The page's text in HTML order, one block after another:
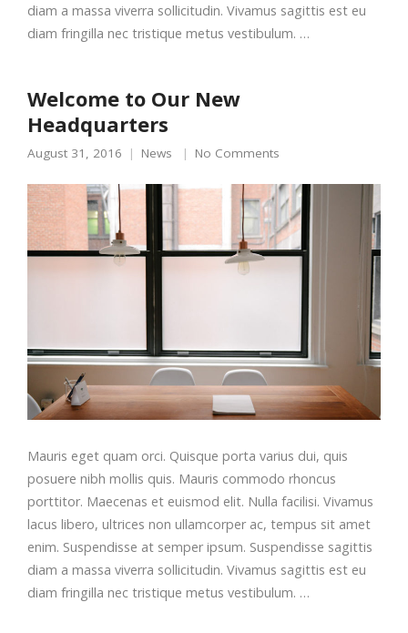
diam a massa viverra sollicitudin. Vivamus sagittis est eu
diam fringilla nec tristique metus vestibulum. …
Welcome to Our New
Headquarters
August 31, 2016 News No Comments
Mauris eget quam orci. Quisque porta varius dui, quis
posuere nibh mollis quis. Mauris commodo rhoncus
porttitor. Maecenas et euismod elit. Nulla facilisi. Vivamus
lacus libero, ultrices non ullamcorper ac, tempus sit amet
enim. Suspendisse at semper ipsum. Suspendisse sagittis
diam a massa viverra sollicitudin. Vivamus sagittis est eu
diam fringilla nec tristique metus vestibulum. …